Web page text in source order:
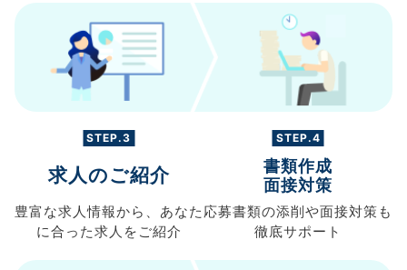
STEP.3
求人のご紹介
豊富な求人情報から、 あなた
に合った求人を ご紹介
STEP.4
書類作成
面接対策
応募書類の添削や面接対策も
徹底サポート